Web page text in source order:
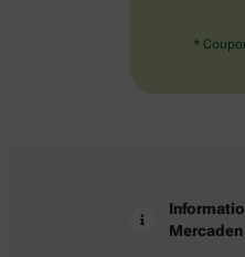
*
Mercaden